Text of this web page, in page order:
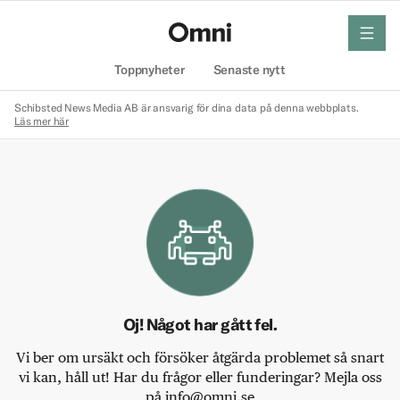
Toppnyheter Senaste nytt
meny
Schibsted News Media AB är ansvarig för dina data på denna webbplats.
Läs mer här
Oj! Något har gått fel.
Vi ber om ursäkt och försöker åtgärda problemet så snart
vi kan, håll ut! Har du frågor eller funderingar? Mejla oss